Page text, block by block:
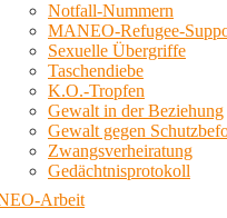
Notfall-Nummern
MANEO-Refugee-
Sexuelle Übergriffe
Taschendiebe
K.O.-Tropfen
Gewalt in der Beziehung
Gewalt gegen
Zwangsverheiratung
Gedächtnisprotokoll
Arbeit